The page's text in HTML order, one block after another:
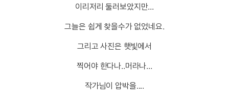
이리저리 둘러보았지만...
그늘은 쉽게 찾을수가 없었네요.
그리고 사진은 햇빛에서
찍어야 한다나..머라나...
작가님이 압박을....